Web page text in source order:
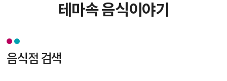
테마속 음식이야기
음식점 검색